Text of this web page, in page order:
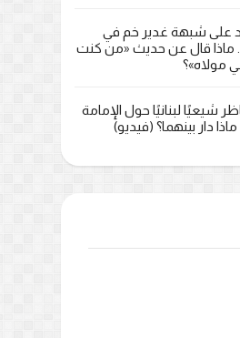
على شبهة غدير خم في
ماذا قال عن حديث «من كنت
مولاه»؟
شيعيًا لبنانيًا حول الإمامة
دار بينهما؟ (فيديو)